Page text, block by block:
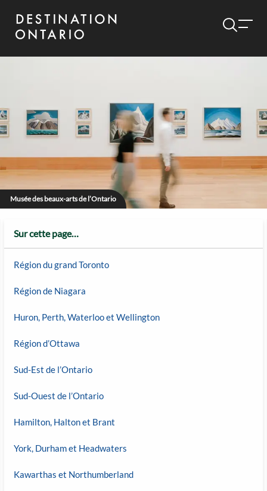
Musée des beaux-arts de l’Ontario
Sur cette page…
Région du grand Toronto
Région de Niagara
Huron, Perth, Waterloo et Wellington
Région d’Ottawa
Sud-Est de l’Ontario
Sud-Ouest de l’Ontario
Hamilton, Halton et Brant
York, Durham et Headwaters
Kawarthas et Northumberland